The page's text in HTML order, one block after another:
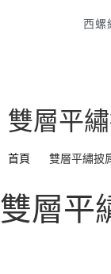
西螺
雙層平
首頁 雙層平繡披
雙層平